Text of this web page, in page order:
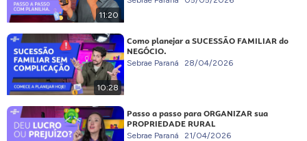
11:20
10:28
Como planejar a SUCESSÃO FAMILIAR do
NEGÓCIO.
Sebrae Paraná 28/04/2026
Passo a passo para ORGANIZAR sua
PROPRIEDADE RURAL
Sebrae Paraná 21/04/2026